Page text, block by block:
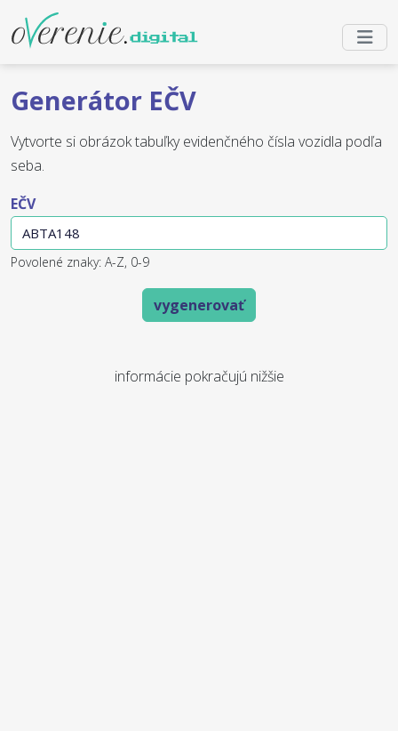
Generátor EČV
Vytvorte si obrázok tabuľky evidenčného čísla vozidla podľa
seba.
EČV
Povolené znaky: A-Z, 0-9
vygenerovať
informácie pokračujú nižšie